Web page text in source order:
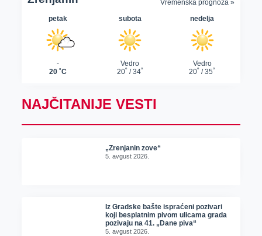
NAJČITANIJE VESTI
„Zrenjanin zove“
5. avgust 2026.
Iz Gradske bašte ispraćeni pozivari
koji besplatnim pivom ulicama grada
pozivaju na 41. „Dane piva“
5. avgust 2026.